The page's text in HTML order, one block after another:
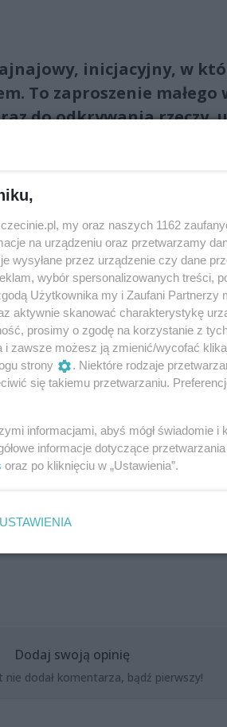
inicjacyjny, w
To zaproszenie małego
do odkrywania rzeczy,
na głowę? Czy sweter może
mały widz znajdzie odpowiedź
roku życia. WAŻNA INFORMACJA
znajduje się wykładzina - zatem
się, siedząc na poduchach.
Dodaj swoją opinię
nie dodał komentarza, bądź pierwszy!
my oraz naszych 1162
na urządzeniu oraz przetwarzamy
wysyłane przez urządzenie czy dane
wybór spersonalizowanych treści,
Użytkownika my i Zaufani
aktywnie skanować charakterystykę
prosimy o zgodę na korzystanie z
i zawsze możesz ją zmienić/wycofać
strony
. Niektóre rodzaje
się takiemu przetwarzaniu.
informacjami, abyś mógł świadomie
informacje dotyczące
oraz po kliknięciu w „Ustawienia”.
USTAWIENIA